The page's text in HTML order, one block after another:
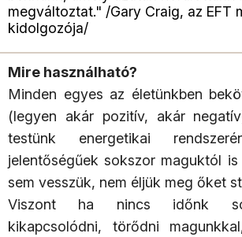
megváltoztat." /Gary Craig, az EFT
kidolgozója/
Mire használható?
Minden egyes az életünkben
(legyen akár pozitív, akár
testünk energetikai
jelentőségűek sokszor maguktól is
sem vesszük, nem éljük meg őket
Viszont ha nincs időnk
kikapcsolódni, törődni